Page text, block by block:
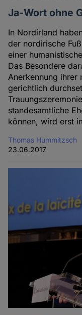
Ja-Wort ohne
In Nordirland
der nordirische
einer
Das Besondere
Anerkennung ihrer
gerichtlich
standesamtliche
können, wird erst
Thomas Hummitzsch
23.06.2017